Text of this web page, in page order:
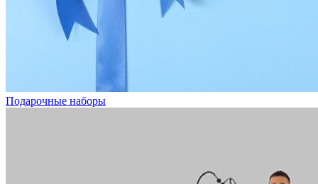
Подарочные наборы